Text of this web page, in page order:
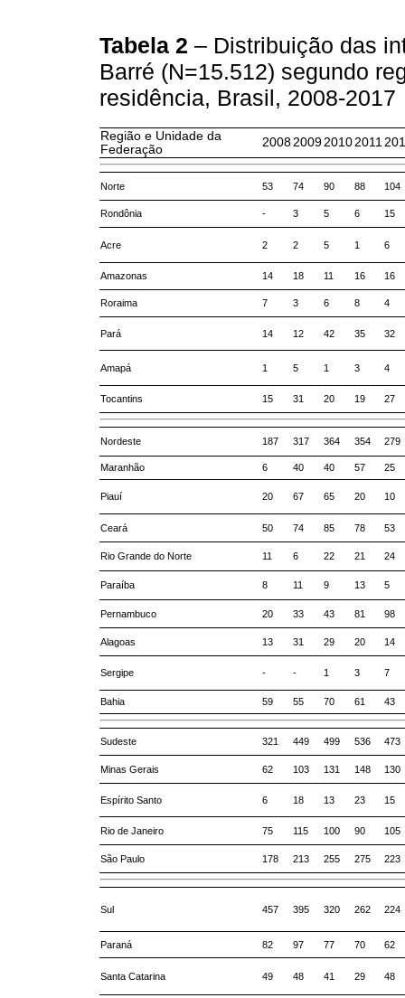
Tabela 2 – Distribuição das
Barré (N=15.512) segundo
residência, Brasil, 2008-2017
Região e Unidade da
Federação
2008 2009 2010 2011
Norte 53 74 90 88 104
Rondônia - 3 5 6 15
Acre 2 2 5 1 6
Amazonas 14 18 11 16 16
Roraima 7 3 6 8 4
Pará 14 12 42 35 32
Amapá 1 5 1 3 4
Tocantins 15 31 20 19 27
Nordeste 187 317 364 354 279
Maranhão 6 40 40 57 25
Piauí 20 67 65 20 10
Ceará 50 74 85 78 53
Rio Grande do Norte 11 6 22 21 24
Paraíba 8 11 9 13 5
Pernambuco 20 33 43 81 98
Alagoas 13 31 29 20 14
Sergipe - - 1 3 7
Bahia 59 55 70 61 43
Sudeste 321 449 499 536 473
Minas Gerais 62 103 131 148 130
Espírito Santo 6 18 13 23 15
Rio de Janeiro 75 115 100 90 105
São Paulo 178 213 255 275 223
Sul 457 395 320 262 224
Paraná 82 97 77 70 62
Santa Catarina 49 48 41 29 48